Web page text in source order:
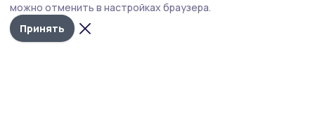
можно отменить в настройках браузера.
Принять